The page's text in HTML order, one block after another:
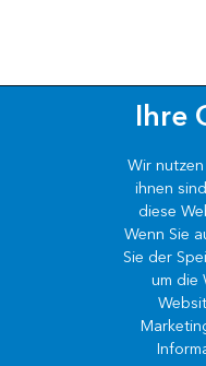
Ihre
Wir nutzen
ihnen
diese
Wenn Sie
Sie der
um die